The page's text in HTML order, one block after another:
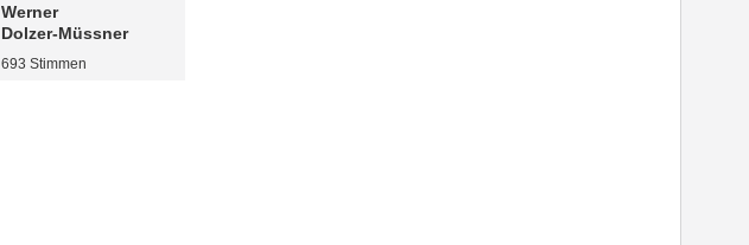
Werner
Dolzer-Müssner
693 Stimmen